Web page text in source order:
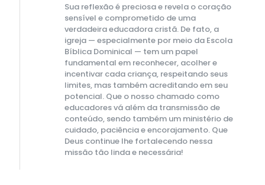
Sua reflexão é preciosa e revela o coração
sensível e comprometido de uma
verdadeira educadora cristã. De fato, a
igreja — especialmente por meio da Escola
Bíblica Dominical — tem um papel
fundamental em reconhecer, acolher e
incentivar cada criança, respeitando seus
limites, mas também acreditando em seu
potencial. Que o nosso chamado como
educadores vá além da transmissão de
conteúdo, sendo também um ministério de
cuidado, paciência e encorajamento. Que
Deus continue lhe fortalecendo nessa
missão tão linda e necessária!